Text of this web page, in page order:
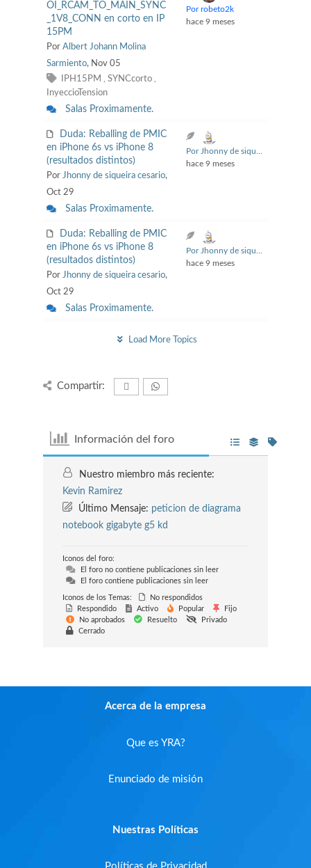
OI_RCAM_TO_MAIN_SYNC
_1V8_CONN en corto en IP
15PM
Por Albert Johann Molina
Sarmiento, Nov 05
IPH15PM, SYNCcorto,
InyeccioTension
Salas Proximamente.
Por robeto2k
hace 9 meses
Duda: Reballing de PMIC
en iPhone 6s vs iPhone 8
(resultados distintos)
Por Jhonny de siqueira cesario,
Oct 29
Salas Proximamente.
Por Jhonny de siqu...
hace 9 meses
Duda: Reballing de PMIC
en iPhone 6s vs iPhone 8
(resultados distintos)
Por Jhonny de siqueira cesario,
Oct 29
Salas Proximamente.
Por Jhonny de siqu...
hace 9 meses
Load More Topics
Compartir:
Información del foro
Nuestro miembro más reciente:
Kevin Ramirez
Último Mensaje: peticion de diagrama
notebook gigabyte g5 kd
Iconos del foro:
El foro no contiene publicaciones sin leer
El foro contiene publicaciones sin leer
Iconos de los Temas:
No respondidos
Respondido
Activo Popular
Fijo
No aprobados
Resuelto
Privado
Cerrado
Acerca de la empresa
Que es YRA?
Enunciado de misión
Nuestras Políticas